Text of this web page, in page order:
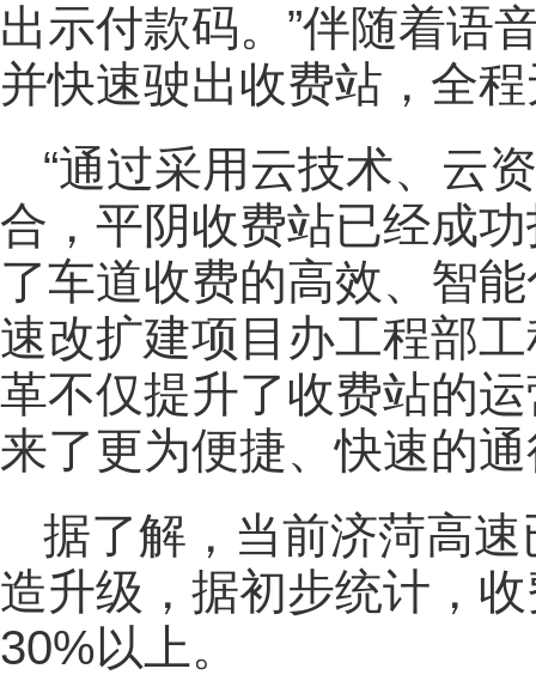
出示付款码。”伴随着语
并快速驶出收费站，全
“通过采用云技术、云
合，平阴收费站已经成
了车道收费的高效、智
速改扩建项目办工程部
革不仅提升了收费站的
来了更为便捷、快速的
据了解，当前济菏高速
造升级，据初步统计，
30%以上。